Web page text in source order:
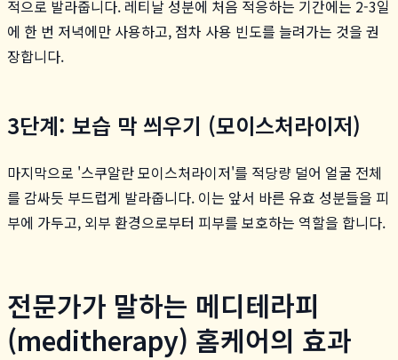
적으로 발라줍니다. 레티날 성분에 처음 적응하는 기간에는 2-3일
에 한 번 저녁에만 사용하고, 점차 사용 빈도를 늘려가는 것을 권
장합니다.
3단계: 보습 막 씌우기 (모이스처라이저)
마지막으로 '스쿠알란 모이스처라이저'를 적당량 덜어 얼굴 전체
를 감싸듯 부드럽게 발라줍니다. 이는 앞서 바른 유효 성분들을 피
부에 가두고, 외부 환경으로부터 피부를 보호하는 역할을 합니다.
전문가가 말하는 메디테라피
(meditherapy) 홈케어의 효과